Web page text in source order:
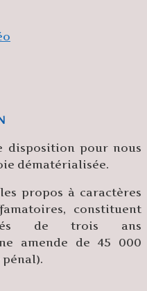
disposition pour nous
dématérialisée.
propos à caractères
constituent
de trois ans
amende de 45 000
pénal).